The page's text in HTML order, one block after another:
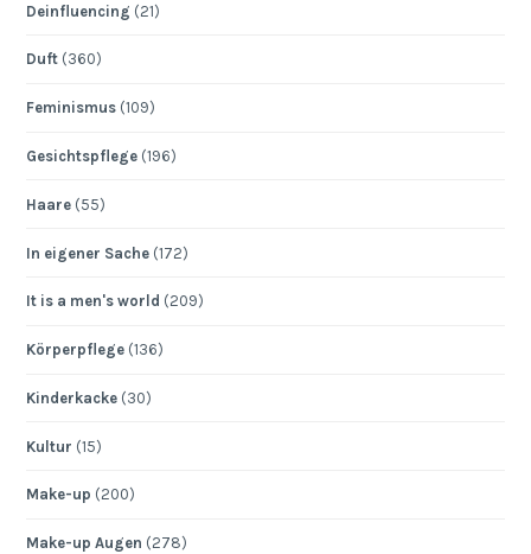
Deinfluencing (21)
Duft (360)
Feminismus (109)
Gesichtspflege (196)
Haare (55)
In eigener Sache (172)
It is a men's world (209)
Körperpflege (136)
Kinderkacke (30)
Kultur (15)
Make-up (200)
Make-up Augen (278)